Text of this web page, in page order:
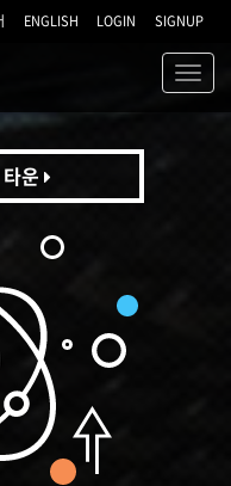
ENGLISH LOGIN SIGNUP
타운